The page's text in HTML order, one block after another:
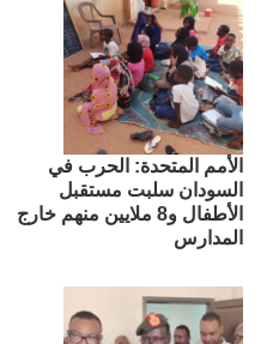
الأمم المتحدة: الحرب في
السودان سلبت مستقبل
الأطفال و8 ملايين منهم خارج
المدارس